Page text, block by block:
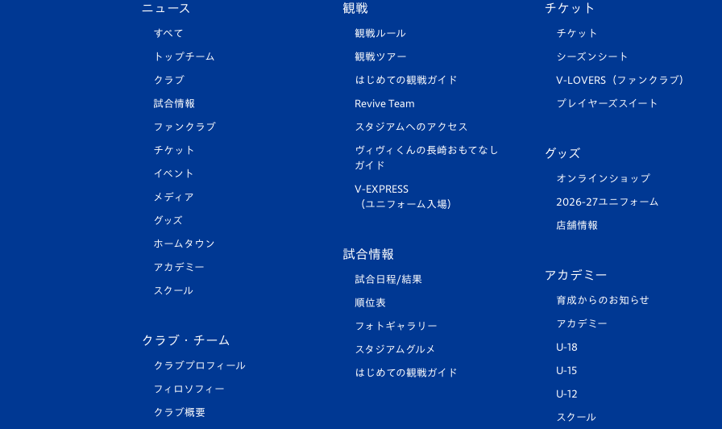
ニュース
すべて
トップチーム
クラブ
試合情報
ファンクラブ
チケット
イベント
メディア
グッズ
ホームタウン
アカデミー
スクール
クラブ・チーム
クラブプロフィール
フィロソフィー
クラブ概要
観戦
観戦ルール
観戦ツアー
はじめての観戦ガイド
Revive Team
スタジアムへのアクセス
ヴィヴィくんの長崎おもてなし
ガイド
V-EXPRESS
（ユニフォーム入場）
試合情報
試合日程/結果
順位表
フォトギャラリー
スタジアムグルメ
はじめての観戦ガイド
チケット
チケット
シーズンシート
V-LOVERS（ファンクラブ）
プレイヤーズスイート
グッズ
オンラインショップ
2026-27ユニフォーム
店舗情報
アカデミー
育成からのお知らせ
アカデミー
U-18
U-15
U-12
スクール